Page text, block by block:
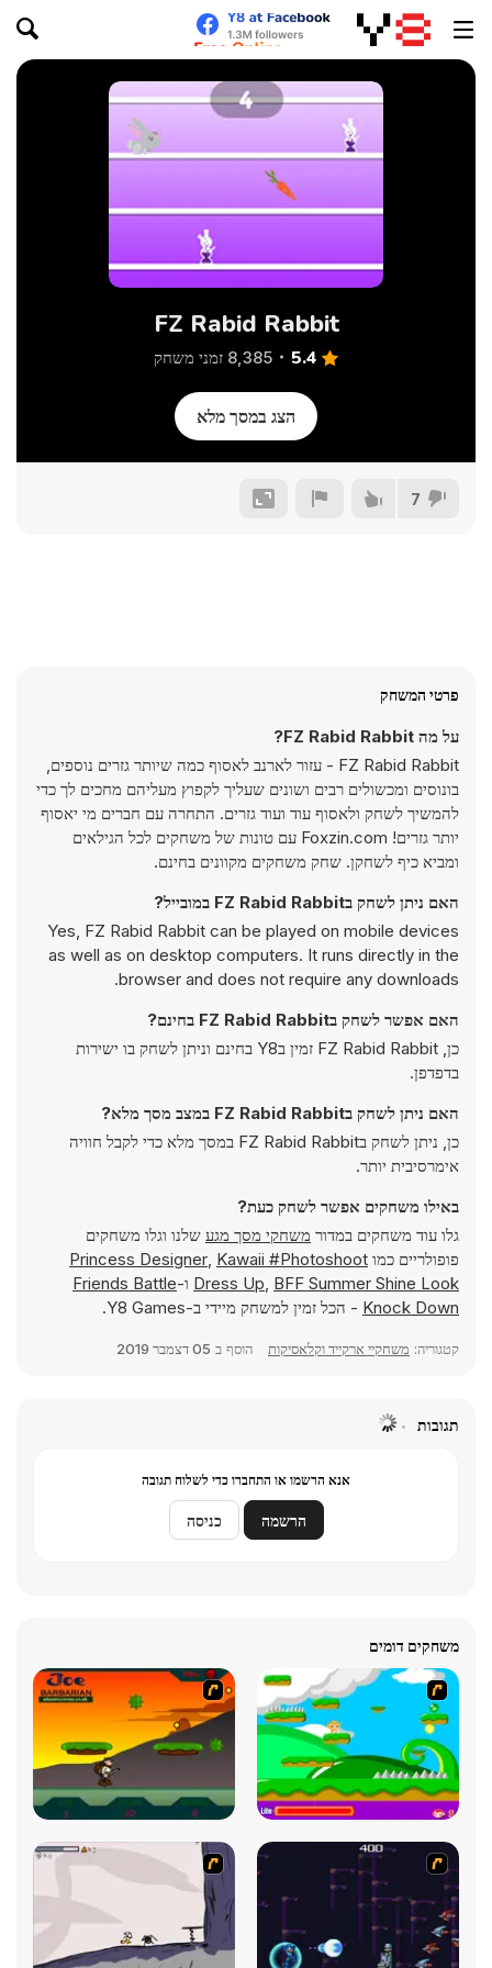
FZ Rabid Rabbit
5.4 8,385 זמני משחק
הצג במסך מלא
7
פרטי המשחק
על מה FZ Rabid Rabbit?
FZ Rabid Rabbit - עזור לארנב לאסוף כמה שיותר גזרים נוספים,
בונוסים ומכשולים רבים ושונים שעליך לקפוץ מעליהם מחכים לך כדי
להמשיך לשחק ולאסוף עוד ועוד גזרים. התחרה עם חברים מי יאסוף
יותר גזרים! Foxzin.com עם טונות של משחקים לכל הגילאים
ומביא כיף לשחקן. שחק משחקים מקוונים בחינם.
האם ניתן לשחק בFZ Rabid Rabbit במובייל?
Yes, FZ Rabid Rabbit can be played on mobile devices
as well as on desktop computers. It runs directly in the
browser and does not require any downloads.
האם אפשר לשחק בFZ Rabid Rabbit בחינם?
כן, FZ Rabid Rabbit זמין בY8 בחינם וניתן לשחק בו ישירות
בדפדפן.
האם ניתן לשחק בFZ Rabid Rabbit במצב מסך מלא?
כן, ניתן לשחק בFZ Rabid Rabbit במסך מלא כדי לקבל חוויה
אימרסיבית יותר.
באילו משחקים אפשר לשחק כעת?
גלו עוד משחקים במדור משחקי מסך מגע שלנו וגלו משחקים
פופולריים כמו
Princess Designer, Kawaii #Photoshoot
Dress Up, BFF Summer Shine Look ו-Friends Battle
Knock Down - הכל זמין למשחק מיידי ב-Y8 Games.
קטגוריה: משחקיי ארקייד וקלאסיקות הוסף ב 05 דצמבר 2019
תגובות
אנא הרשמו או התחברו כדי לשלוח תגובה
הרשמה כניסה
משחקים דומים